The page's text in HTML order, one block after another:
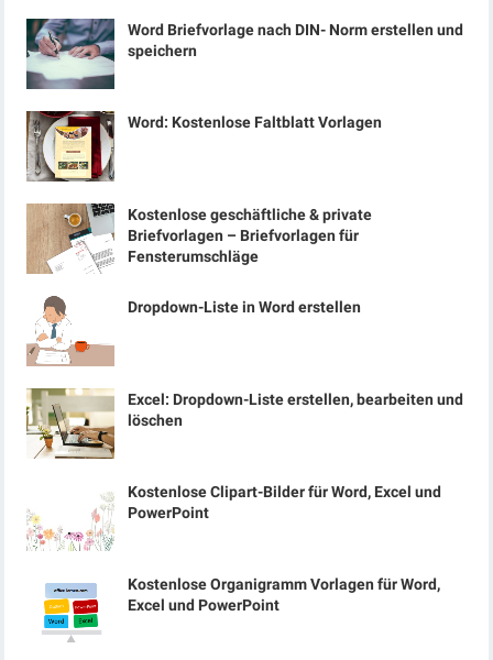
Word Briefvorlage nach DIN- Norm erstellen und
speichern
Word: Kostenlose Faltblatt Vorlagen
Kostenlose geschäftliche & private
Briefvorlagen – Briefvorlagen für
Fensterumschläge
Dropdown-Liste in Word erstellen
Excel: Dropdown-Liste erstellen, bearbeiten und
löschen
Kostenlose Clipart-Bilder für Word, Excel und
PowerPoint
Kostenlose Organigramm Vorlagen für Word,
Excel und PowerPoint